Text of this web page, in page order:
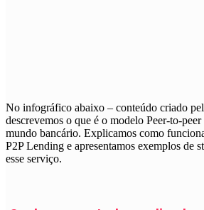
No infográfico abaixo – conteúdo criado
descrevemos o que é o modelo Peer-to-
mundo bancário. Explicamos como
P2P Lending e apresentamos exemplos de
esse serviço.